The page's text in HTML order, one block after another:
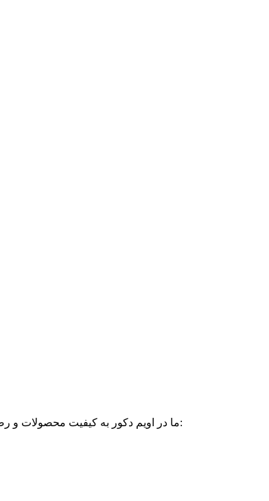
ما در اویم دکور به کیفیت محصولات و رضایت مشتریان خود اهمیت زیادی می‌دهیم. در صورتی که از خرید خود راضی نبودید، می‌توانید تحت شرایط زیر پرده‌های خریداری شده را مرجوع کنید: